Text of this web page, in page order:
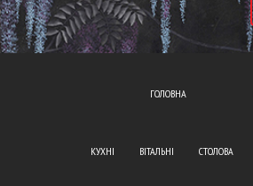
ГОЛОВНА
КУХНІ ВІТАЛЬНІ СТОЛОВА